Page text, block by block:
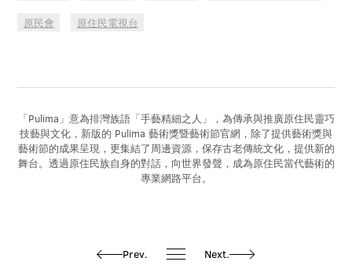
原民會 原住民電視台
「Pulima」意為排灣族語「手藝精細之人」，為傳承與推廣原住民靈巧
技藝與文化，新版的 Pulima 藝術獎暨藝術節官網，除了提供藝術獎與
藝術節的成果呈現，更集結了周邊資源，保存古老傳統文化，提供新的
舞台。透過原住民族自身的對話，向世界發聲，成為原住民當代藝術的
專業網路平台。
Prev. Next.